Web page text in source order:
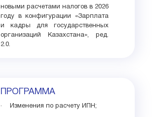
новыми расчетами налогов в 2026
году в конфигурации «Зарплата
и кадры для государственных
организаций Казахстана», ред.
2.0.
ПРОГРАММА
· Изменения по расчету ИПН;